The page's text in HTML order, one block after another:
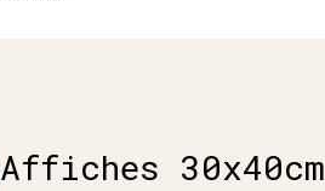
Affiches 30x40cm